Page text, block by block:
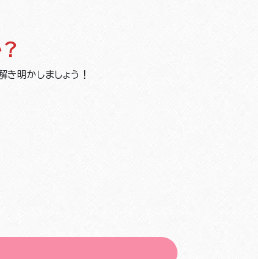
き明かしましょう！